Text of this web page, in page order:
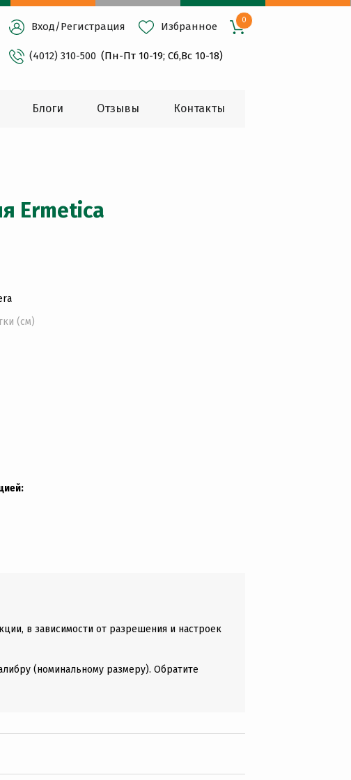
Вход/Регистрация Избранное
0
(4012) 310-500 (Пн-Пт 10-19; Сб,Вс 10-18)
Блоги Oтзывы Контакты
Ermetica
(см)
в зависимости от разрешения и настроек
(номинальному размеру). Обратите